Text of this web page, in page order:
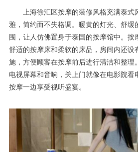
上海徐汇区按摩的装修风格充满泰式
雅，简约而不失格调。暖黄的灯光、舒缓
围，让人仿佛置身于泰国的按摩馆中。按
舒适的按摩床和柔软的床品，房间内还设
施，方便顾客在按摩前后进行清洁和整理
电视屏幕和音响，关上门就像在电影院看
按摩一边享受视听盛宴。